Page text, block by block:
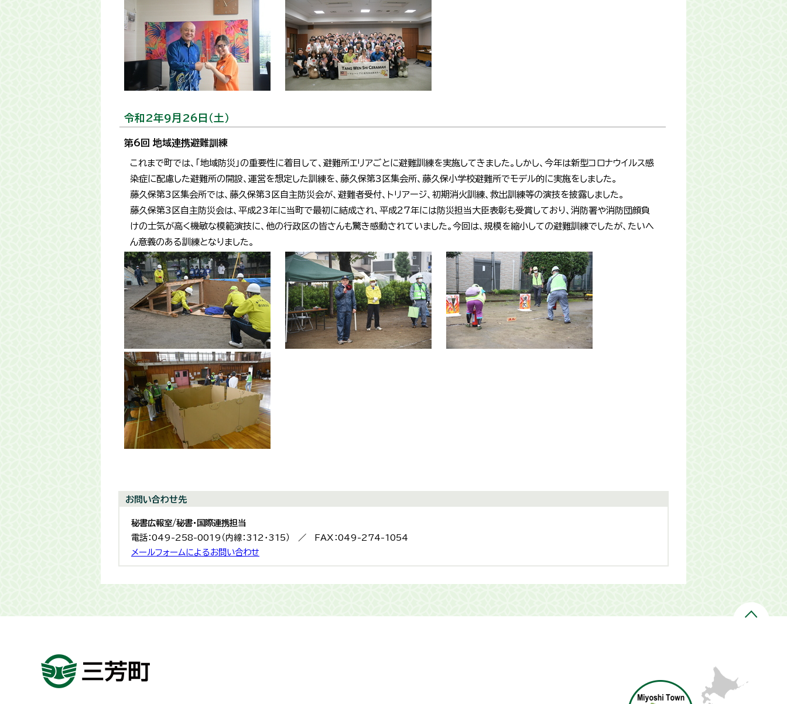
令和2年9月26日（土）
第6回 地域連携避難訓練
これまで町では、「地域防災」の重要性に着目して、避難所エリアごとに避難訓練を実施してきました。しかし、今年は新型コロナウイルス感
染症に配慮した避難所の開設、運営を想定した訓練を、藤久保第3区集会所、藤久保小学校避難所でモデル的に実施をしました。
藤久保第3区集会所では、藤久保第3区自主防災会が、避難者受付、トリアージ、初期消火訓練、救出訓練等の演技を披露しました。
藤久保第3区自主防災会は、平成23年に当町で最初に結成され、平成27年には防災担当大臣表彰も受賞しており、消防署や消防団顔負
けの士気が高く機敏な模範演技に、他の行政区の皆さんも驚き感動されていました。今回は、規模を縮小しての避難訓練でしたが、たいへ
ん意義のある訓練となりました。
お問い合わせ先
秘書広報室/秘書・国際連携担当
電話：049-258-0019（内線：312・315） ／ FAX：049-274-1054
メールフォームによるお問い合わせ